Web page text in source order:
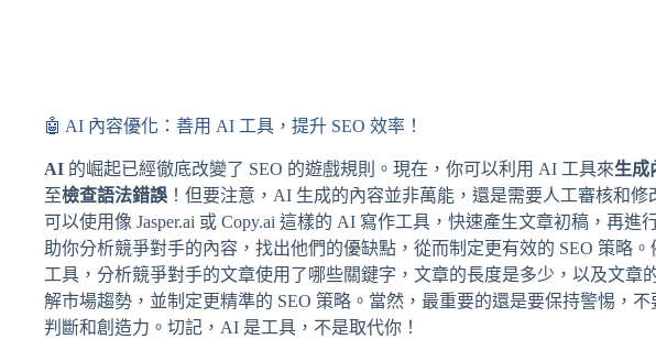
🤖 AI 內容優化：善用 AI 工具，提升 SEO 效率！
AI 的崛起已經徹底改變了 SEO 的遊戲規則。現在，你可以利用 AI 工具來生成
至檢查語法錯誤 ！但要注意，AI 生成的內容並非萬能，還是需要人工審核和修
可以使用像 Jasper.ai 或 Copy.ai 這樣的 AI 寫作工具，快速產生文章初稿，再
助你分析競爭對手的內容，找出他們的優缺點，從而制定更有效的 SEO 策略。
工具，分析競爭對手的文章使用了哪些關鍵字，文章的長度是多少，以及文章
解市場趨勢，並制定更精準的 SEO 策略。當然，最重要的還是要保持警惕，
判斷和創造力。切記，AI 是工具，不是取代你！